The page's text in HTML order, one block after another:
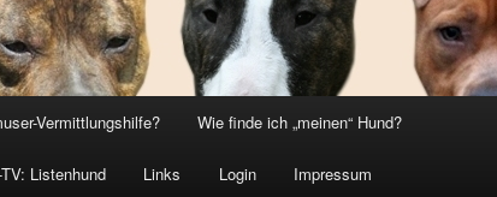
Vermittlungshilfe? Wie finde ich „meinen“ Hund?
Listenhund Links Login Impressum